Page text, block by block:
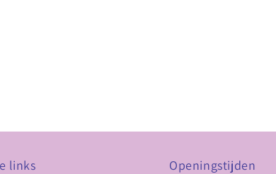
links Openingstijden